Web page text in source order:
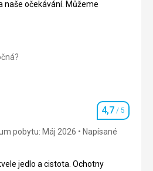
naše očekávání. Můžeme
naše očekávání. Můžeme
4,0/ 5
Hodnotenie
4,7 / 5
pobytu: Máj 2026
Napísané
jedlo a cistota. Ochotny